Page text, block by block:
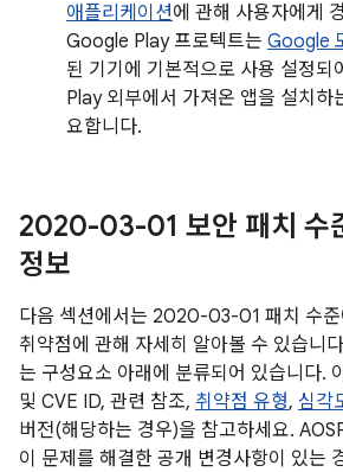
애플리케이션에 관해 사용자에게
Google Play 프로텍트는 Google
된 기기에 기본적으로 사용 설정
Play 외부에서 가져온 앱을 설치하
요합니다.
2020-03-01 보안 패치 수
정보
다음 섹션에서는 2020-03-01 패치 수준
취약점에 관해 자세히 알아볼 수 있습니
는 구성요소 아래에 분류되어 있습니다.
및 CVE ID, 관련 참조, 취약점 유형, 심각
버전(해당하는 경우)을 참고하세요.
이 문제를 해결한 공개 변경사항이 있는